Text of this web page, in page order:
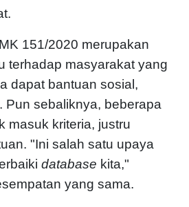
151/2020 merupakan
terhadap masyarakat yang
dapat bantuan sosial,
Pun sebaliknya, beberapa
masuk kriteria, justru
"Ini salah satu upaya
database kita,"
yang sama.